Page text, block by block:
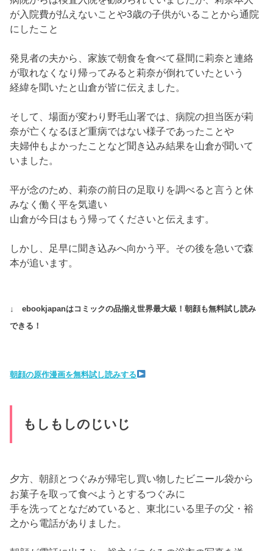
平が念のため、莉奈の前日の足取りを調べると言うと休
みなく働く平を気遣い
山倉が今日はもう帰ってくだ
しかし、足早に聞き込みへ向かう平。 その後を急いで森
本が追います。
↓ ebookjapanはコミックの品揃え世界最大級！朝顔も無料試し読み
できる！
朝顔の原作漫画を無料試し読みする
もしもしのじいじ
お菓子を取って食べようとするつぐみに
手を洗ってとなだめていると、
朝顔が電話に出ると、裕之がつぐみの浴衣の写真を送っ
そして、 平の様子を朝顔に聞き朝顔は仕事ばかりしてい
ると伝えます。
里子の手袋を持ってきてごめんねと謝ると裕之は朝顔が
持ってなさいと言うのでした。
つぐみと電話を変わり、話をして電話を切ると朝顔はつ
ぐみに 「大じいじと何はなしたの？」